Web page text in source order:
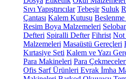
Sıvı Yapıştırıcılar Tebeşir Suluk
Çantası Kalem Kutusu Beslenme
Resim Boya Malzemeleri
Defteri Spiralli Defter Fihrist Not
Malzemeleri Masaüstü Gereçleri
Kırtasiye Seti Kalem ve Yazı
Para Makineleri Para
Ofis Sarf Ürünleri Evrak İmha